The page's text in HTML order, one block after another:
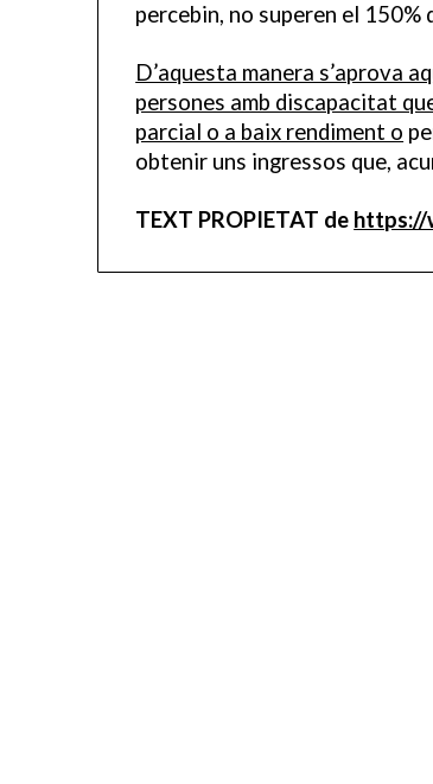
percebin, no superen el 150%
D’aquesta manera s’aprova
persones amb discapacitat
parcial o a baix rendiment o
obtenir uns ingressos que,
TEXT PROPIETAT de https://